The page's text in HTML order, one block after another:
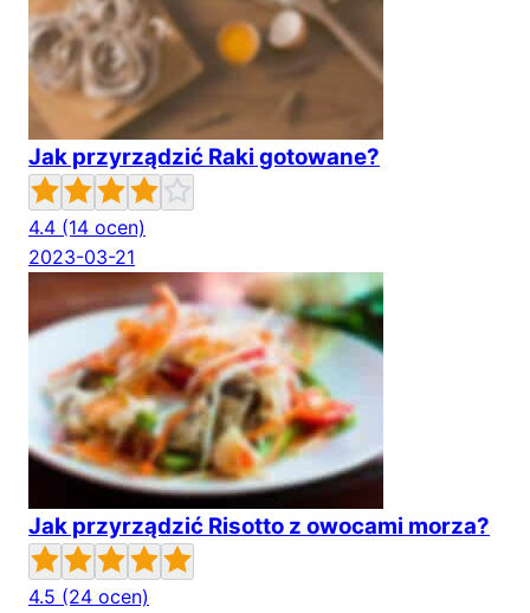
Jak przyrządzić Raki gotowane?
4.4 (14 ocen)
2023-03-21
Jak przyrządzić Risotto z owocami morza?
4.5 (24 ocen)